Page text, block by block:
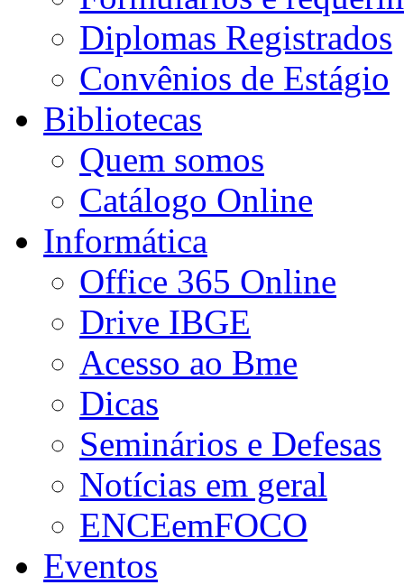
Diplomas Registrados
Convênios de Estágio
Bibliotecas
Quem somos
Catálogo Online
Informática
Office 365 Online
Drive IBGE
Acesso ao Bme
Dicas
Seminários e Defesas
Notícias em geral
ENCEemFOCO
Eventos